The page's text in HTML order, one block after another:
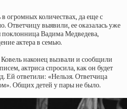
огромных количествах, да еще с
Ответчицу выявили, ее оказалась уже
поклонница Вадима Медведева,
актера в семью.
наконец вызвали и сообщили
актриса спросила, как он будет
Ей ответили: «Нельзя. Ответчица
Общих детей у пары не было.